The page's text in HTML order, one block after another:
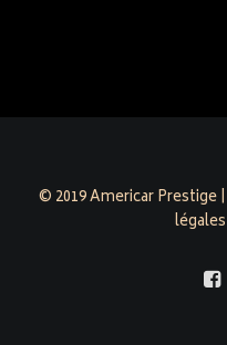
© 2019 Americar Prestige |
légales